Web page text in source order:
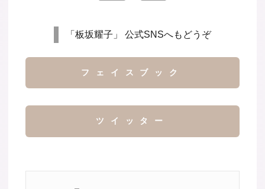
「板坂耀子」 公式SNSへもどうぞ
フェイスブック
ツイッター